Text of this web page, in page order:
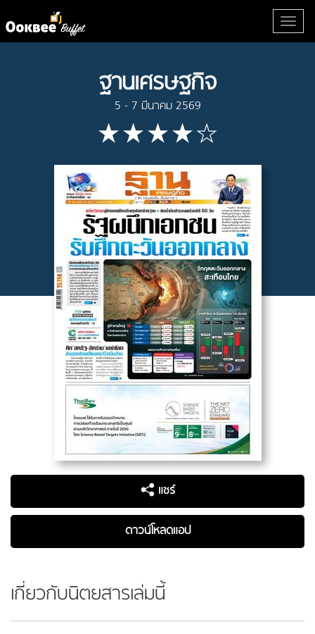
ฐานเศรษฐกิจ
5 - 7 มีนาคม 2569
แชร์
ดาวน์โหลดแอป
เกี่ยวกับนิตยสารเล่มนี้